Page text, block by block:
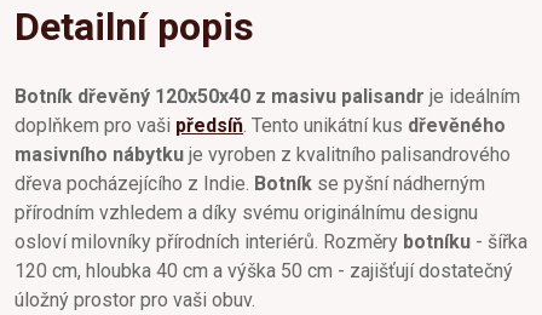
Detailní popis
Botník dřevěný 120x50x40 z masivu palisandr je ideálním
doplňkem pro vaši předsíň . Tento unikátní kus dřevěného
masivního nábytku je vyroben z kvalitního palisandrového
dřeva pocházejícího z Indie. Botník se pyšní nádherným
přírodním vzhledem a díky svému originálnímu designu
osloví milovníky přírodních interiérů. Rozměry botníku - šířka
120 cm, hloubka 40 cm a výška 50 cm - zajišťují dostatečný
úložný prostor pro vaši obuv.